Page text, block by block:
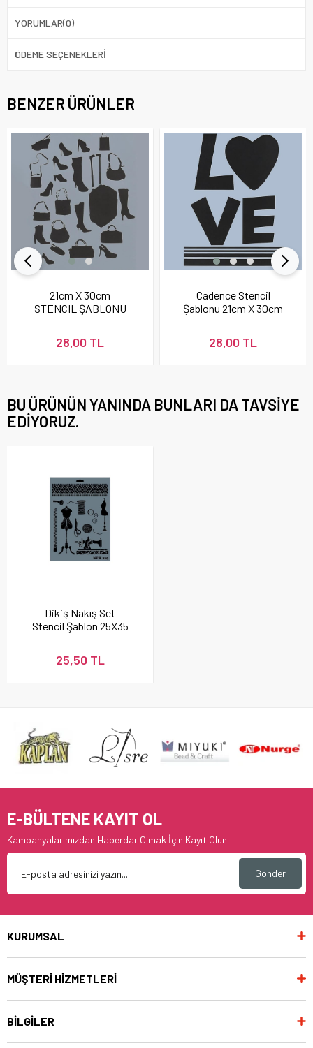
YORUMLAR(0)
ÖDEME SEÇENEKLERI
BENZER ÜRÜNLER
21cm X 30cm
STENCIL ŞABLONU
28,00 TL
Cadence Stencil
Şablonu 21cm X 30cm
28,00 TL
BU ÜRÜNÜN YANINDA BUNLARI DA TAVSIYE
EDIYORUZ.
Dikiş Nakış Set
Stencil Şablon 25X35
25,50 TL
E-BÜLTENE KAYIT OL
Kampanyalarımızdan Haberdar Olmak İçin Kayıt Olun
Gönder
KURUMSAL
MÜŞTERİ HİZMETLERİ
BİLGİLER